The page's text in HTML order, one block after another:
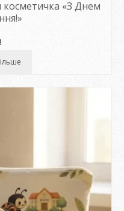
косметичка «З Днем